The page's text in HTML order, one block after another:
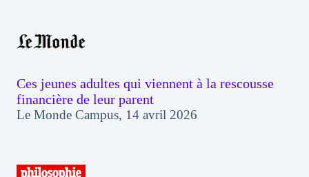
Ces jeunes adultes qui viennent à la rescousse
financière de leur parent
Le Monde Campus, 14 avril 2026